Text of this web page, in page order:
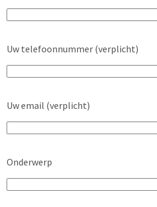
Uw telefoonnummer (verplicht)
Uw email (verplicht)
Onderwerp